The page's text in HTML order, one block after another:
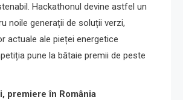
Hackathonul devine astfel un
noile generații de soluții verzi,
actuale ale pieței energetice
pune la bătaie premii de peste
premiere în România